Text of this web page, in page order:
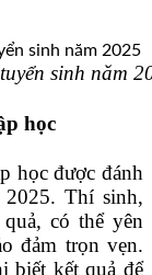
sinh năm
học
học được đánh
Thí sinh,
có thể yên
đảm trọn vẹn.
biết kết quả để